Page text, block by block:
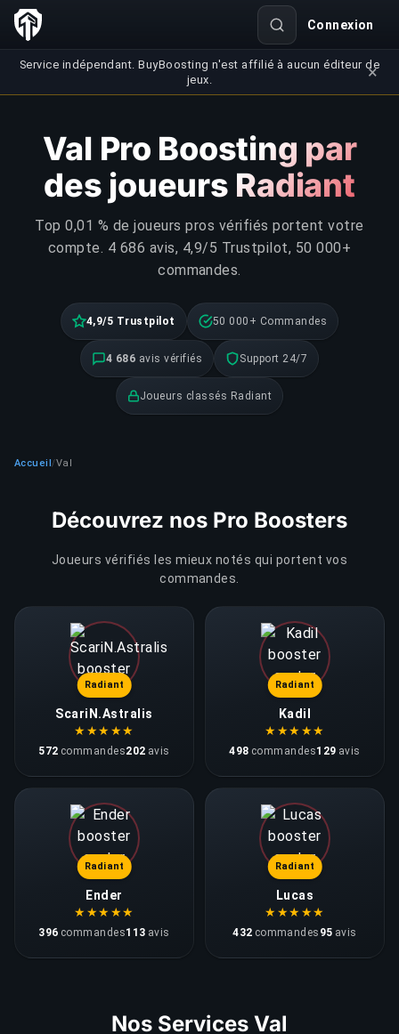
Connexion
Service indépendant. BuyBoosting n'est affilié à aucun éditeur de
jeux.
×
Val Pro Boosting par
des joueurs Radiant
Top 0,01 % de joueurs pros vérifiés portent votre
compte. 4 686 avis, 4,9/5 Trustpilot, 50 000+
commandes.
4,9/5 Trustpilot 50 000+ Commandes
4 686 avis vérifiés Support 24/7
Joueurs classés Radiant
Accueil/Val
Découvrez nos Pro Boosters
Joueurs vérifiés les mieux notés qui portent vos
commandes.
Radiant
ScariN.Astralis
★★★★★
572 commandes202 avis
Radiant
Kadil
★★★★★
498 commandes129 avis
Radiant
Ender
★★★★★
396 commandes113 avis
Radiant
Lucas
★★★★★
432 commandes 95 avis
Nos Services Val